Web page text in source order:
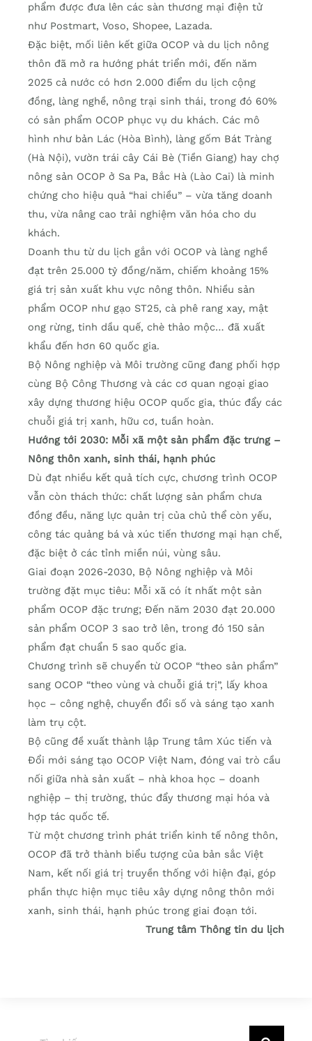
phẩm được đưa lên các sàn thương mại điện tử
như Postmart, Voso, Shopee, Lazada.
Đặc biệt, mối liên kết giữa OCOP và du lịch nông
thôn đã mở ra hướng phát triển mới, đến năm
2025 cả nước có hơn 2.000 điểm du lịch cộng
đồng, làng nghề, nông trại sinh thái, trong đó 60%
có sản phẩm OCOP phục vụ du khách. Các mô
hình như bản Lác (Hòa Bình), làng gốm Bát Tràng
(Hà Nội), vườn trái cây Cái Bè (Tiền Giang) hay chợ
nông sản OCOP ở Sa Pa, Bắc Hà (Lào Cai) là minh
chứng cho hiệu quả “hai chiều” – vừa tăng doanh
thu, vừa nâng cao trải nghiệm văn hóa cho du
khách.
Doanh thu từ du lịch gắn với OCOP và làng nghề
đạt trên 25.000 tỷ đồng/năm, chiếm khoảng 15%
giá trị sản xuất khu vực nông thôn. Nhiều sản
phẩm OCOP như gạo ST25, cà phê rang xay, mật
ong rừng, tinh dầu quế, chè thảo mộc… đã xuất
khẩu đến hơn 60 quốc gia.
Bộ Nông nghiệp và Môi trường cũng đang phối hợp
cùng Bộ Công Thương và các cơ quan ngoại giao
xây dựng thương hiệu OCOP quốc gia, thúc đẩy các
chuỗi giá trị xanh, hữu cơ, tuần hoàn.
Hướng tới 2030: Mỗi xã một sản phẩm đặc trưng –
Nông thôn xanh, sinh thái, hạnh phúc
Dù đạt nhiều kết quả tích cực, chương trình OCOP
vẫn còn thách thức: chất lượng sản phẩm chưa
đồng đều, năng lực quản trị của chủ thể còn yếu,
công tác quảng bá và xúc tiến thương mại hạn chế,
đặc biệt ở các tỉnh miền núi, vùng sâu.
Giai đoạn 2026-2030, Bộ Nông nghiệp và Môi
trường đặt mục tiêu: Mỗi xã có ít nhất một sản
phẩm OCOP đặc trưng; Đến năm 2030 đạt 20.000
sản phẩm OCOP 3 sao trở lên, trong đó 150 sản
phẩm đạt chuẩn 5 sao quốc gia.
Chương trình sẽ chuyển từ OCOP “theo sản phẩm”
sang OCOP “theo vùng và chuỗi giá trị”, lấy khoa
học – công nghệ, chuyển đổi số và sáng tạo xanh
làm trụ cột.
Bộ cũng đề xuất thành lập Trung tâm Xúc tiến và
Đổi mới sáng tạo OCOP Việt Nam, đóng vai trò cầu
nối giữa nhà sản xuất – nhà khoa học – doanh
nghiệp – thị trường, thúc đẩy thương mại hóa và
hợp tác quốc tế.
Từ một chương trình phát triển kinh tế nông thôn,
OCOP đã trở thành biểu tượng của bản sắc Việt
Nam, kết nối giá trị truyền thống với hiện đại, góp
phần thực hiện mục tiêu xây dựng nông thôn mới
xanh, sinh thái, hạnh phúc trong giai đoạn tới.
Trung tâm Thông tin du lịch